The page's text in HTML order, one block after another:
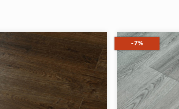
-7%